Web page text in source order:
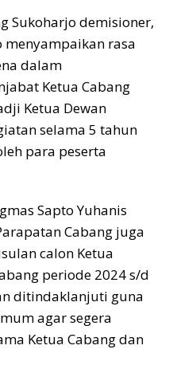
Sukoharjo demisioner,
menyampaikan rasa
dalam
Ketua Cabang
Ketua Dewan
selama 5 tahun
para peserta
Sapto Yuhanis
Cabang juga
calon Ketua
periode 2024 s/d
ditindaklanjuti guna
agar segera
Ketua Cabang dan